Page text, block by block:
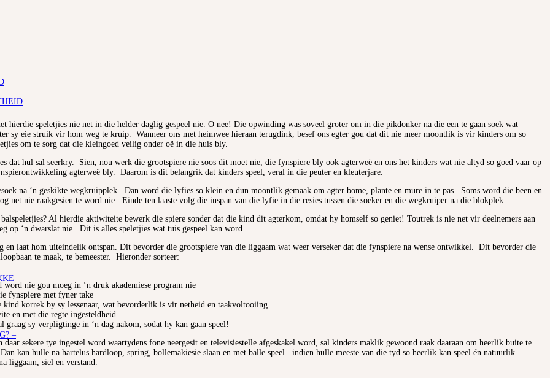
–
hierdie speletjies nie net in die helder daglig gespeel nie. O nee! Die opwinding was soveel groter om in die pikdonker na die een te gaan soek wat
sy eie struik vir hom weg te kruip. Wanneer ons met heimwee hieraan terugdink, besef ons egter gou dat dit nie meer moontlik is vir kinders om so
om te sorg dat die kleingoed veilig onder oë in die huis bly.
dat hul sal seerkry. Sien, nou werk die grootspiere nie soos dit moet nie, die fynspiere bly ook agterweë en ons het kinders wat nie altyd so goed vaar op
agterweë bly. Daarom is dit belangrik dat kinders speel, veral in die peuter en kleuterjare.
na ‘n geskikte wegkruipplek. Dan word die lyfies so klein en dun moontlik gemaak om agter bome, plante en mure in te pas. Soms word die been en
net nie raakgesien te word nie. Einde ten laaste volg die inspan van die lyfie in die resies tussen die soeker en die wegkruiper na die blokplek.
Al hierdie aktiwiteite bewerk die spiere sonder dat die kind dit agterkom, omdat hy homself so geniet! Toutrek is nie net vir deelnemers aan
op ‘n dwarslat nie. Dit is alles speletjies wat tuis gespeel kan word.
en laat hom uiteindelik ontspan. Dit bevorder die grootspiere van die liggaam wat weer verseker dat die fynspiere na wense ontwikkel. Dit bevorder die
te maak, te bemeester. Hieronder sorteer:
nie gou moeg in ‘n druk akademiese program nie
fynspiere met fyner take
korrek by sy lessenaar, wat bevorderlik is vir netheid en taakvoltooiing
en met die regte ingesteldheid
sy verpligtinge in ‘n dag nakom, sodat hy kan gaan speel!
sekere tye ingestel word waartydens fone neergesit en televisiestelle afgeskakel word, sal kinders maklik gewoond raak daaraan om heerlik buite te
kan hulle na hartelus hardloop, spring, bollemakiesie slaan en met balle speel. indien hulle meeste van die tyd so heerlik kan speel én natuurlik
liggaam, siel en verstand.